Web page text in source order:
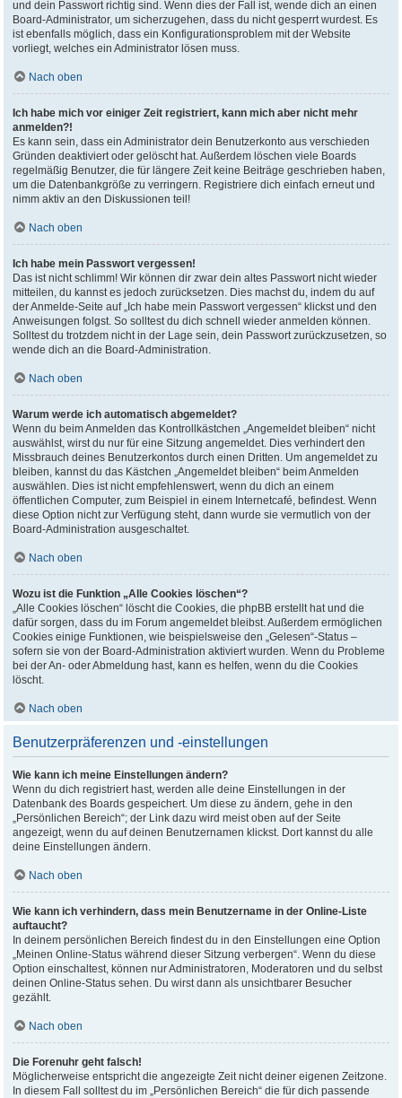
und dein Passwort richtig sind. Wenn dies der Fall ist, wende dich an einen
Board-Administrator, um sicherzugehen, dass du nicht gesperrt wurdest. Es
ist ebenfalls möglich, dass ein Konfigurationsproblem mit der Website
vorliegt, welches ein Administrator lösen muss.
Nach oben
Ich habe mich vor einiger Zeit registriert, kann mich aber nicht mehr
anmelden?!
Es kann sein, dass ein Administrator dein Benutzerkonto aus verschieden
Gründen deaktiviert oder gelöscht hat. Außerdem löschen viele Boards
regelmäßig Benutzer, die für längere Zeit keine Beiträge geschrieben haben,
um die Datenbankgröße zu verringern. Registriere dich einfach erneut und
nimm aktiv an den Diskussionen teil!
Nach oben
Ich habe mein Passwort vergessen!
Das ist nicht schlimm! Wir können dir zwar dein altes Passwort nicht wieder
mitteilen, du kannst es jedoch zurücksetzen. Dies machst du, indem du auf
der Anmelde-Seite auf „Ich habe mein Passwort vergessen“ klickst und den
Anweisungen folgst. So solltest du dich schnell wieder anmelden können.
Solltest du trotzdem nicht in der Lage sein, dein Passwort zurückzusetzen, so
wende dich an die Board-Administration.
Nach oben
Warum werde ich automatisch abgemeldet?
Wenn du beim Anmelden das Kontrollkästchen „Angemeldet bleiben“ nicht
auswählst, wirst du nur für eine Sitzung angemeldet. Dies verhindert den
Missbrauch deines Benutzerkontos durch einen Dritten. Um angemeldet zu
bleiben, kannst du das Kästchen „Angemeldet bleiben“ beim Anmelden
auswählen. Dies ist nicht empfehlenswert, wenn du dich an einem
öffentlichen Computer, zum Beispiel in einem Internetcafé, befindest. Wenn
diese Option nicht zur Verfügung steht, dann wurde sie vermutlich von der
Board-Administration ausgeschaltet.
Nach oben
Wozu ist die Funktion „Alle Cookies löschen“?
„Alle Cookies löschen“ löscht die Cookies, die phpBB erstellt hat und die
dafür sorgen, dass du im Forum angemeldet bleibst. Außerdem ermöglichen
Cookies einige Funktionen, wie beispielsweise den „Gelesen“-Status –
sofern sie von der Board-Administration aktiviert wurden. Wenn du Probleme
bei der An- oder Abmeldung hast, kann es helfen, wenn du die Cookies
löscht.
Nach oben
Benutzerpräferenzen und -einstellungen
Wie kann ich meine Einstellungen ändern?
Wenn du dich registriert hast, werden alle deine Einstellungen in der
Datenbank des Boards gespeichert. Um diese zu ändern, gehe in den
„Persönlichen Bereich“; der Link dazu wird meist oben auf der Seite
angezeigt, wenn du auf deinen Benutzernamen klickst. Dort kannst du alle
deine Einstellungen ändern.
Nach oben
Wie kann ich verhindern, dass mein Benutzername in der Online-Liste
auftaucht?
In deinem persönlichen Bereich findest du in den Einstellungen eine Option
„Meinen Online-Status während dieser Sitzung verbergen“. Wenn du diese
Option einschaltest, können nur Administratoren, Moderatoren und du selbst
deinen Online-Status sehen. Du wirst dann als unsichtbarer Besucher
gezählt.
Nach oben
Die Forenuhr geht falsch!
Möglicherweise entspricht die angezeigte Zeit nicht deiner eigenen Zeitzone.
In diesem Fall solltest du im „Persönlichen Bereich“ die für dich passende